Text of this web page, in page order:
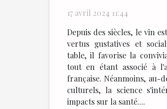
17 avril 2024 11:44
Depuis des siècles, le vin
vertus gustatives et
table, il favorise la
tout en étant associé à
française. Néanmoins, au-
culturels, la science
impacts sur la santé....